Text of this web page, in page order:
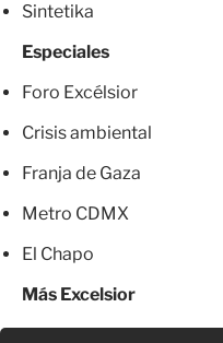
Sintetika
Especiales
Foro Excélsior
Crisis ambiental
Franja de Gaza
Metro CDMX
El Chapo
Más Excelsior
Mujeres